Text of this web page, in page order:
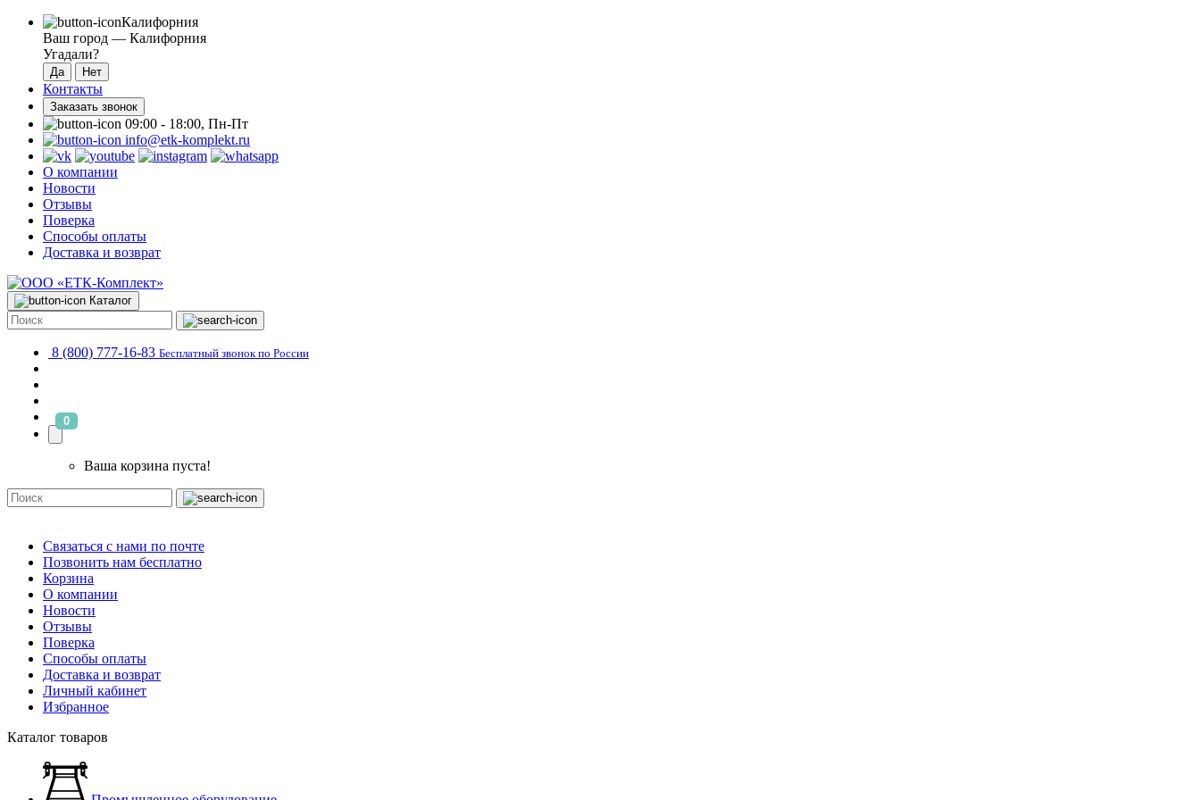
Калифорния
Ваш город — Калифорния
Угадали?
Контакты
Заказать звонок
09:00 - 18:00, Пн-Пт
info@etk-komplekt.ru
О компании
Новости
Отзывы
Поверка
Способы оплаты
Доставка и возврат
Каталог
8 (800) 777-16-83 Бесплатный звонок по России
0
Ваша корзина пуста!
Связаться с нами по почте
Позвонить нам бесплатно
Корзина
О компании
Новости
Отзывы
Поверка
Способы оплаты
Доставка и возврат
Личный кабинет
Избранное
Каталог товаров